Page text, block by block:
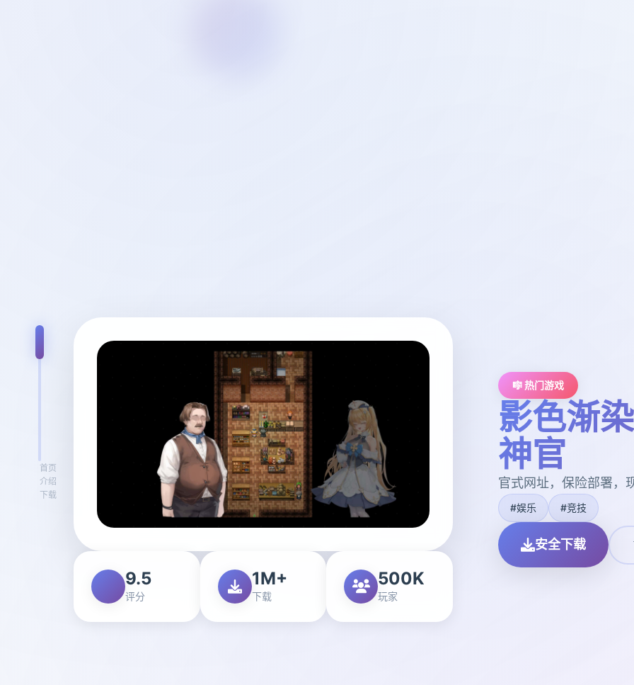
首页
介绍
下载
9.5
评分
1M+
下载
500K
玩家
🎼 热门游戏
影色渐
神官
官式网址，保险部署，
#娱乐 #竞技
安全下载